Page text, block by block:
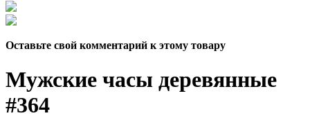
Оставьте свой комментарий к этому товару
Мужские часы деревянные
#364